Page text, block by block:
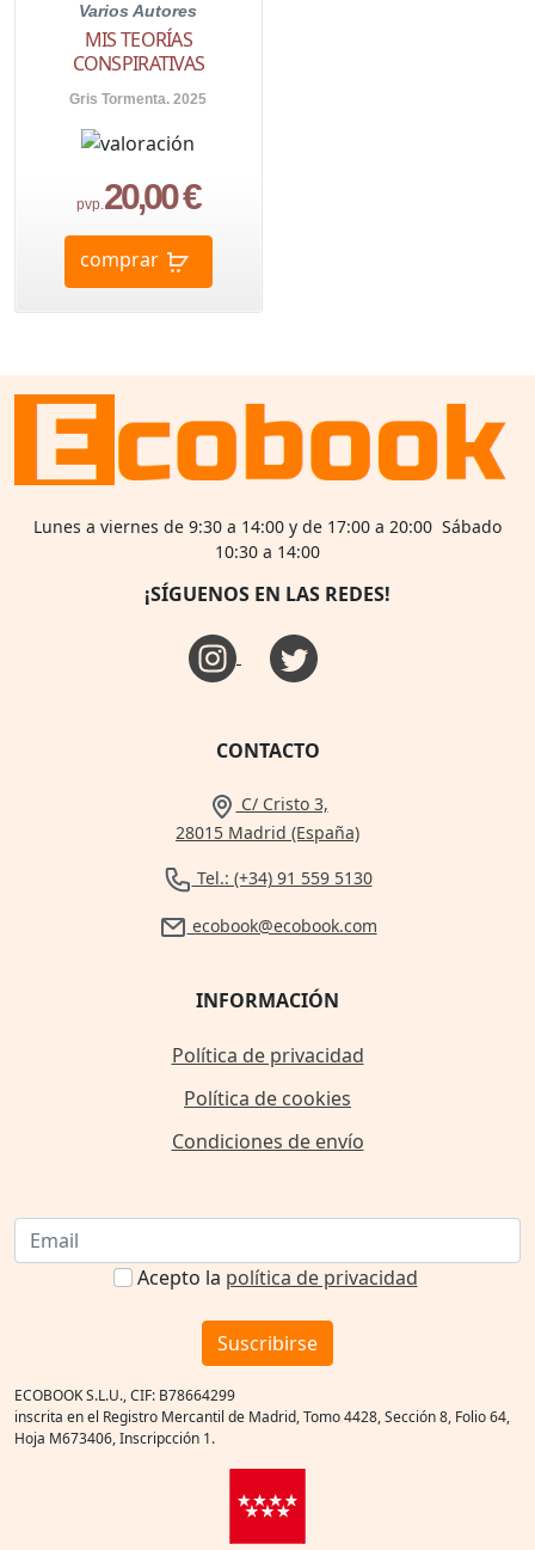
Varios Autores
MIS TEORÍAS
CONSPIRATIVAS
Gris Tormenta. 2025
pvp.20,00 €
comprar
Lunes a viernes de 9:30 a 14:00 y de 17:00 a 20:00 Sábado
10:30 a 14:00
¡SÍGUENOS EN LAS REDES!
CONTACTO
C/ Cristo 3,
28015 Madrid (España)
Tel.: (+34) 91 559 5130
ecobook@ecobook.com
INFORMACIÓN
Política de privacidad
Política de cookies
Condiciones de envío
Acepto la política de privacidad
Suscribirse
ECOBOOK S.L.U., CIF: B78664299
inscrita en el Registro Mercantil de Madrid, Tomo 4428, Sección 8, Folio 64,
Hoja M673406, Inscripcción 1.